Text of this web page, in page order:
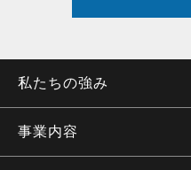
私たちの強み
事業内容